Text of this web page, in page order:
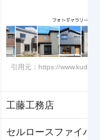
引用元：https://
工藤工務店
セルロースファイバ